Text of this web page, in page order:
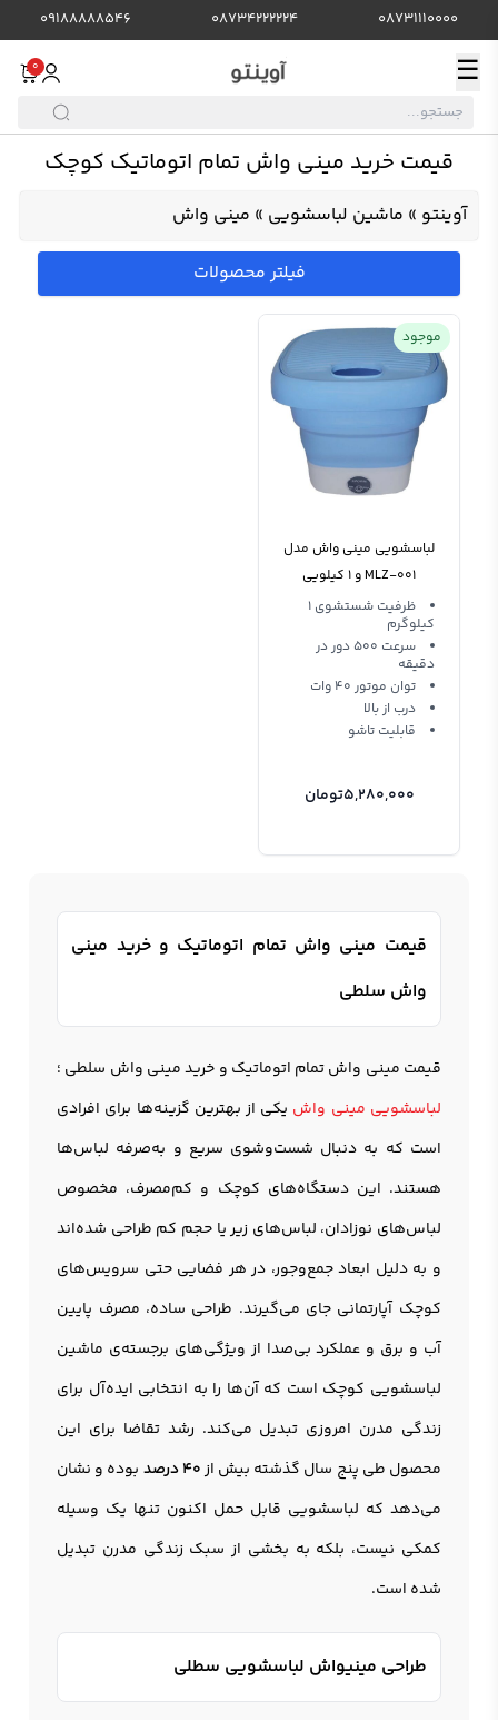
08731110000
08734222224
09188888546
☰
0
قیمت خرید مینی واش تمام اتوماتیک کوچک
آوینتو » ماشین لباسشویی » مینی واش
فیلتر محصولات
موجود
لباسشویی مینی واش مدل
MLZ-001 و 1 کیلویی
ظرفیت شستشوی 1
کیلوگرم
سرعت 500 دور در
دقیقه
توان موتور 40 وات
درب از بالا
قابلیت تاشو
5,280,000تومان
قیمت مینی واش تمام اتوماتیک و خرید مینی
واش سلطی
قیمت مینی واش تمام اتوماتیک و خرید مینی واش سلطی ؛
لباسشویی مینی واش یکی از بهترین گزینه‌ها برای افرادی
است که به دنبال شست‌وشوی سریع و به‌صرفه لباس‌ها
هستند. این دستگاه‌های کوچک و کم‌مصرف، مخصوص
لباس‌های نوزادان، لباس‌های زیر یا حجم کم طراحی شده‌اند
و به دلیل ابعاد جمع‌وجور، در هر فضایی حتی سرویس‌های
کوچک آپارتمانی جای می‌گیرند. طراحی ساده، مصرف پایین
آب و برق و عملکرد بی‌صدا از ویژگی‌های برجسته‌ی ماشین
لباسشویی کوچک است که آن‌ها را به انتخابی ایده‌آل برای
زندگی مدرن امروزی تبدیل می‌کند. رشد تقاضا برای این
محصول طی پنج سال گذشته بیش از۴۰ درصد
بوده و نشان
می‌دهد که لباسشویی قابل حمل اکنون تنها یک وسیله
کمکی نیست، بلکه به بخشی از سبک زندگی مدرن تبدیل
شده است.
طراحی مینیواش لباسشویی سطلی